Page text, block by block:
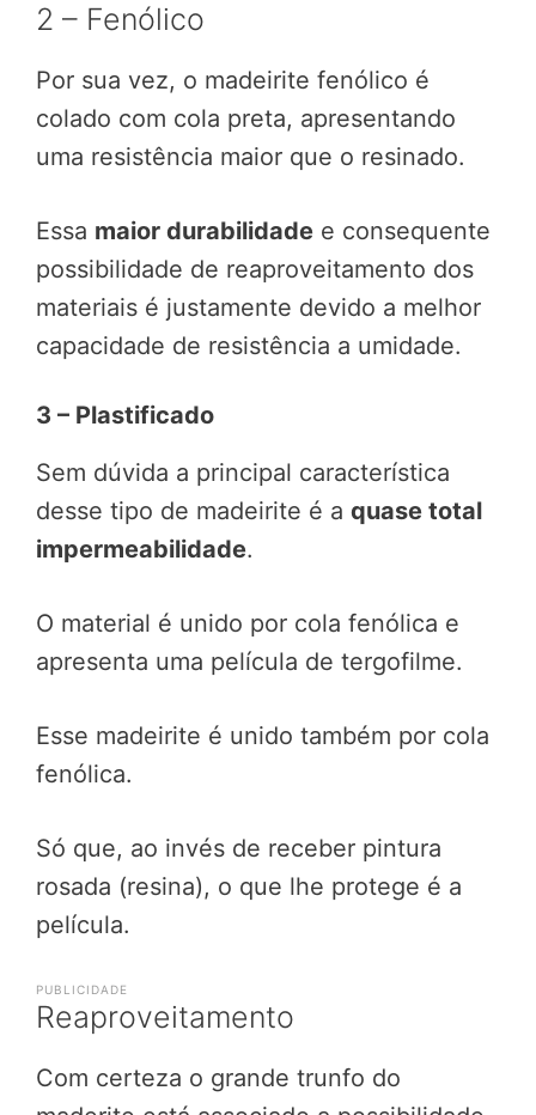
2 – Fenólico
Por sua vez, o madeirite fenólico é
colado com cola preta, apresentando
uma resistência maior que o resinado.
Essa maior durabilidade e consequente
possibilidade de reaproveitamento dos
materiais é justamente devido a melhor
capacidade de resistência a umidade.
3 – Plastificado
Sem dúvida a principal característica
desse tipo de madeirite é a quase total
impermeabilidade.
O material é unido por cola fenólica e
apresenta uma película de tergofilme.
Esse madeirite é unido também por cola
fenólica.
Só que, ao invés de receber pintura
rosada (resina), o que lhe protege é a
película.
PUBLICIDADE
Reaproveitamento
Com certeza o grande trunfo do